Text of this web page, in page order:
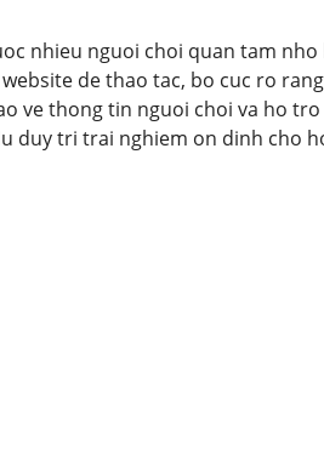
nhieu nguoi choi quan tam
de thao tac, bo cuc ro
ve thong tin nguoi choi va ho
duy tri trai nghiem on dinh cho